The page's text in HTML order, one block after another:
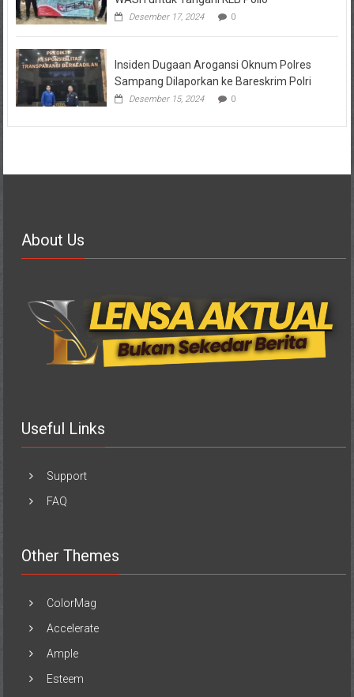
Desember 17, 2024 0
Insiden Dugaan Arogansi Oknum Polres
Sampang Dilaporkan ke Bareskrim Polri
Desember 15, 2024 0
About Us
Useful Links
Support
FAQ
Other Themes
ColorMag
Accelerate
Ample
Esteem